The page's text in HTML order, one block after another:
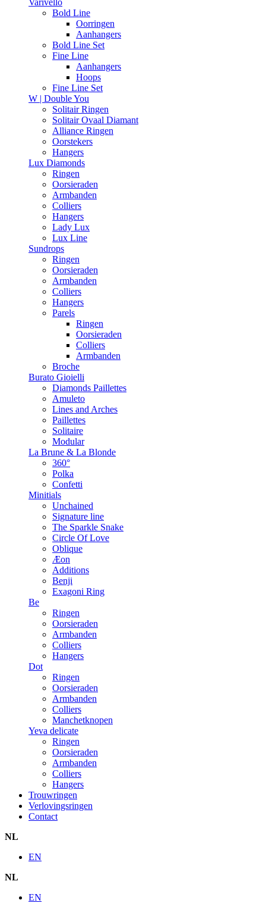
Varivello
Bold Line
Oorringen
Aanhangers
Bold Line Set
Fine Line
Aanhangers
Hoops
Fine Line Set
W | Double You
Solitair Ringen
Solitair Ovaal Diamant
Alliance Ringen
Oorstekers
Hangers
Lux Diamonds
Ringen
Oorsieraden
Armbanden
Colliers
Hangers
Lady Lux
Lux Line
Sundrops
Ringen
Oorsieraden
Armbanden
Colliers
Hangers
Parels
Ringen
Oorsieraden
Colliers
Armbanden
Broche
Burato Gioielli
Diamonds Paillettes
Amuleto
Lines and Arches
Paillettes
Solitaire
Modular
La Brune & La Blonde
360°
Polka
Confetti
Minitials
Unchained
Signature line
The Sparkle Snake
Circle Of Love
Oblique
Æon
Additions
Benji
Exagoni Ring
Be
Ringen
Oorsieraden
Armbanden
Colliers
Hangers
Dot
Ringen
Oorsieraden
Armbanden
Colliers
Manchetknopen
Yeva delicate
Ringen
Oorsieraden
Armbanden
Colliers
Hangers
Trouwringen
Verlovingsringen
Contact
NL
EN
NL
EN